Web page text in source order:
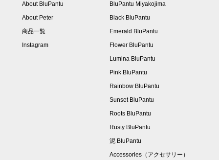
About BluPantu
About Peter
商品一覧
Instagram
BluPantu Miyakojima
Black BluPantu
Emerald BluPantu
Flower BluPantu
Lumina BluPantu
Pink BluPantu
Rainbow BluPantu
Sunset BluPantu
Roots BluPantu
Rusty BluPantu
泥 BluPantu
Accessories（アクセサリー）